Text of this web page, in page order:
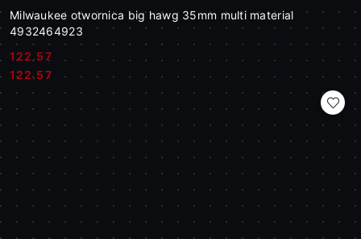
Milwaukee otwornica big hawg 35mm multi material
4932464923
Cena:
122.57
Cena:
122.57